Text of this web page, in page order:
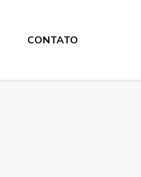
CONTATO